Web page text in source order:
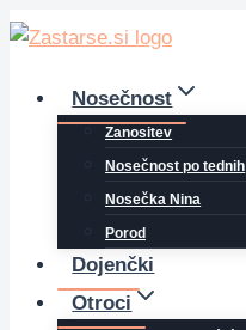
Skip
contentNosečnost
Zanositev
Nosečnost po tednih
Nosečka Nina
Porod
Dojenčki
Otroci